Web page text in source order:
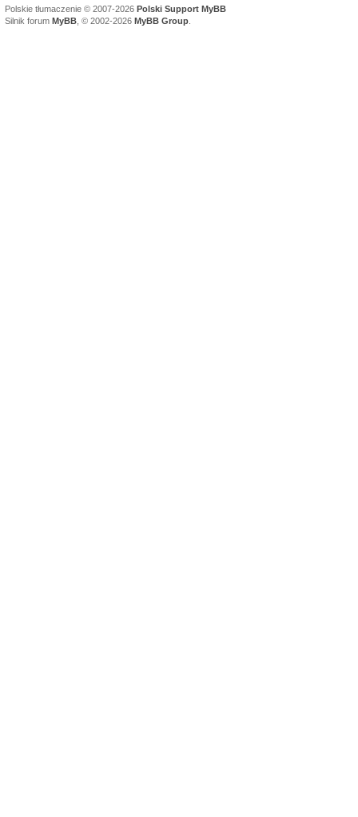
Polskie tłumaczenie © 2007-2026 Polski Support MyBB
Silnik forum MyBB , © 2002-2026 MyBB Group